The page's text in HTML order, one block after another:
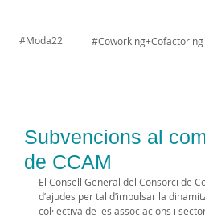
#Moda22 #Coworking+Cofactoring
Subvencions al
de CCAM
El Consell General del Consorci de
d’ajudes per tal d’impulsar la
col·lectiva de les associacions i